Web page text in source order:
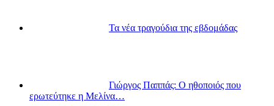
Τα νέα τραγούδια της εβδομάδας
Γιώργος Παππάς: Ο ηθοποιός που
ερωτεύτηκε η Μελίνα…